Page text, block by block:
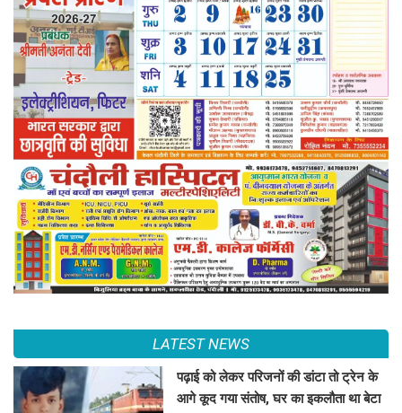
LATEST NEWS
पढ़ाई को लेकर परिजनों की डांटा तो ट्रेन के
आगे कूद गया संतोष, घर का इकलौता था बेटा